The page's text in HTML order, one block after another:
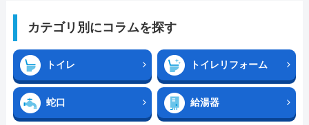
カテゴリ別にコラムを探す
トイレ トイレリフォーム
蛇口 給湯器